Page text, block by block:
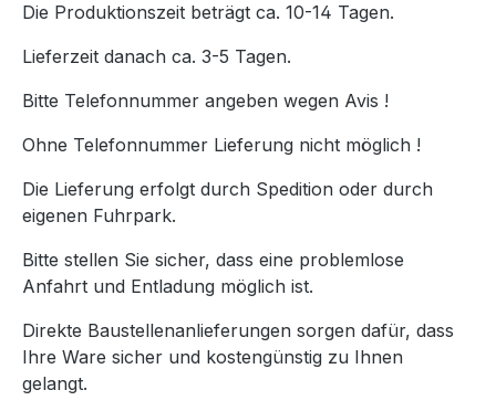
Die Produktionszeit beträgt ca. 10-14 Tagen.
Lieferzeit danach ca. 3-5 Tagen.
Bitte Telefonnummer angeben wegen Avis !
Ohne Telefonnummer Lieferung nicht möglich !
Die Lieferung erfolgt durch Spedition oder durch
eigenen Fuhrpark.
Bitte stellen Sie sicher, dass eine problemlose
Anfahrt und Entladung möglich ist.
Direkte Baustellenanlieferungen sorgen dafür, dass
Ihre Ware sicher und kostengünstig zu Ihnen
gelangt.